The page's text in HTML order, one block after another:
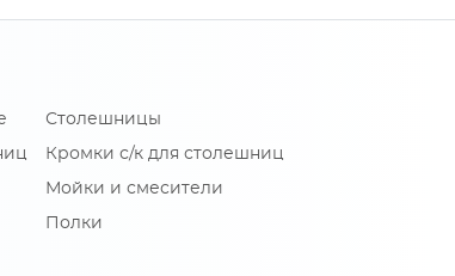
Столешницы
Кромки с/к для столешниц
Мойки и смесители
Полки